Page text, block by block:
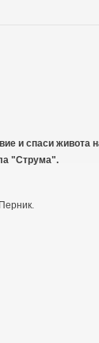
и спаси живота
"Струма".